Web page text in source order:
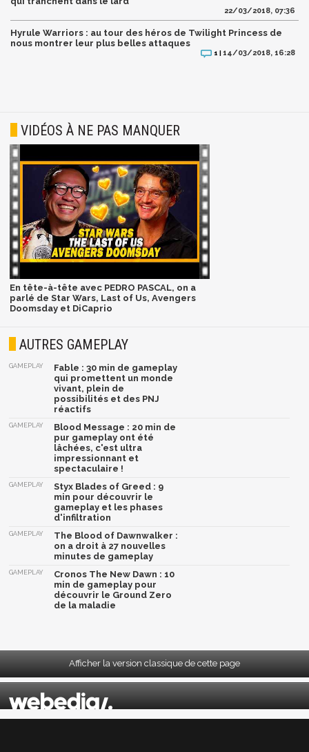
22/03/2018, 07:36
Hyrule Warriors : au tour des héros de Twilight Princess de
nous montrer leur plus belles attaques
1 |14/03/2018, 16:28
VIDÉOS À NE PAS MANQUER
En tête-à-tête avec PEDRO PASCAL, on a
parlé de Star Wars, Last of Us, Avengers
Doomsday et DiCaprio
AUTRES GAMEPLAY
GAMEPLAY
Fable : 30 min de gameplay
qui promettent un monde
vivant, plein de
possibilités et des PNJ
réactifs
GAMEPLAY
Blood Message : 20 min de
pur gameplay ont été
lâchées, c'est ultra
impressionnant et
spectaculaire !
GAMEPLAY
Styx Blades of Greed : 9
min pour découvrir le
gameplay et les phases
d'infiltration
GAMEPLAY
The Blood of Dawnwalker :
on a droit à 27 nouvelles
minutes de gameplay
GAMEPLAY
Cronos The New Dawn : 10
min de gameplay pour
découvrir le Ground Zero
de la maladie
Afficher la version classique de cette page